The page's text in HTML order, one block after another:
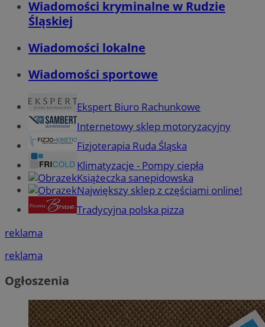
Wiadomości kryminalne w Rudzie
Śląskiej
Wiadomości lokalne
Wiadomości sportowe
Ekspert Biuro Rachunkowe
Internetowy sklep motoryzacyjny
Fizjoterapia Ruda Śląska
Klimatyzacje - Pompy ciepła
Książeczka sanepidowska
Największy sklep z częściami online!
Tradycyjna polska pizza
reklama
reklama
Ogłoszenia